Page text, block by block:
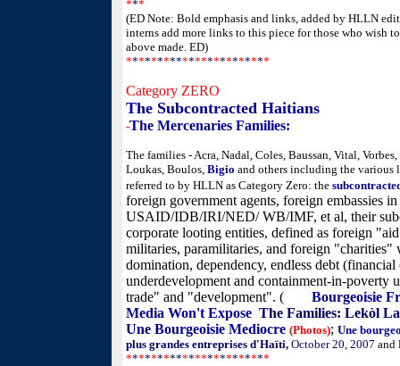
***
(ED Note: Bold emphasis and links, added by HLLN
interns add more links to this piece for those who wish
above made. ED)
***********************
Category ZERO
The Subcontracted Haitians
-The Mercenaries Families:
The families - Acra, Nadal, Coles, Baussan, Vital,
Loukas, Boulos, Bigio and others including the various
referred to by HLLN as Category Zero: the
foreign government agents, foreign embassies
USAID/IDB/IRI/NED/ WB/IMF, et al, their
corporate looting entities, defined as foreign
militaries, paramilitaries, and foreign
domination, dependency, endless debt
underdevelopment and containment-in-poverty
trade" and "development". (
Bourgeoisie
Media Won't Expose The Families: Lekòl
Une Bourgeoisie Mediocre (Photos); Une
plus grandes entreprises d'Haïti, October 20, 2007 and
***********************